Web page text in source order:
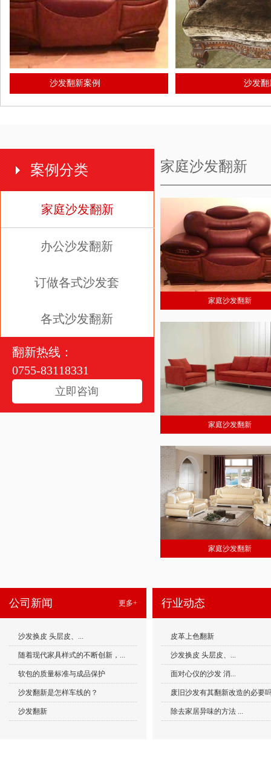
沙发翻新案例 沙发翻新案例
案例分类
家庭沙发翻新
办公沙发翻新
订做各式沙发套
各式沙发翻新
翻新热线：
0755-83118331
立即咨询
家庭沙发翻新
家庭沙发翻新
家庭沙发翻新
家庭沙发翻新
公司新闻 更多+
沙发换皮 头层皮、...
随着现代家具样式的不断创新，...
软包的质量标准与成品保护
沙发翻新是怎样车线的？
沙发翻新
行业动态
皮革上色翻新
沙发换皮 头层皮、...
面对心仪的沙发 消...
废旧沙发有其翻新改造的必要
除去家居异味的方法 ...